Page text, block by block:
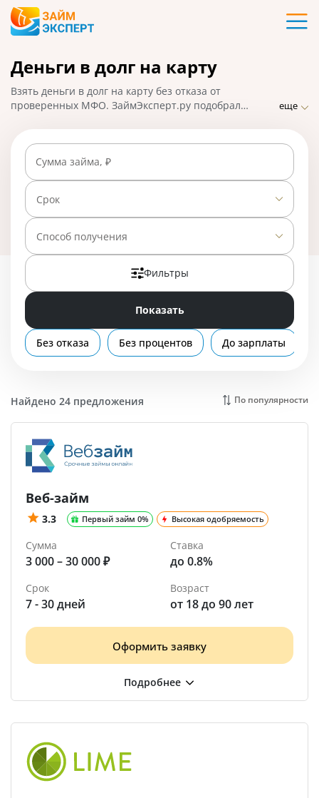
Карты
Кредиты
Ипотека
Займы
Вклады
Бизнес
Деньги в долг на карту
Взять деньги в долг на карту без отказа от
проверенных МФО. ЗаймЭксперт.ру подобрал
займ. На 01.05.2025 вам доступно 24 предложения со
ставкой от 0% в день.
еще
Сумма займа, ₽
Срок
Способ получения
Фильтры
Показать
Без отказа Без процентов До зарплаты
Найдено 24 предложения По популярности
Веб-займ
3.3 Первый займ 0% Высокая одобряемость
Сумма
3 000 – 30 000 ₽
Ставка
до 0.8%
Срок
7 - 30 дней
Возраст
от 18 до 90 лет
Оформить заявку